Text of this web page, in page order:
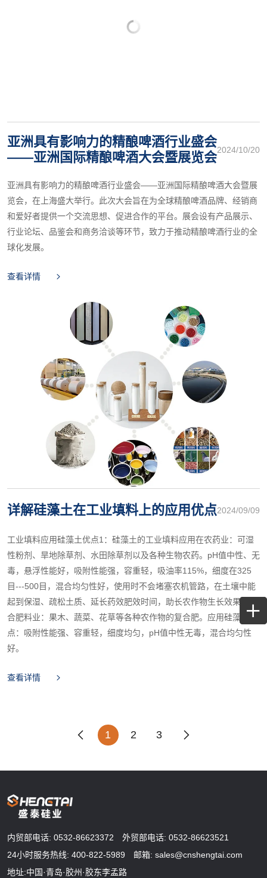
亚洲具有影响力的精酿啤酒行业盛会
——亚洲国际精酿啤酒大会暨展览会2024/10/20
亚洲具有影响力的精酿啤酒行业盛会——亚洲国际精酿啤酒大会暨展
览会，在上海盛大举行。此次大会旨在为全球精酿啤酒品牌、经销商
和爱好者提供一个交流思想、促进合作的平台。展会设有产品展示、
行业论坛、品鉴会和商务洽谈等环节，致力于推动精酿啤酒行业的全
球化发展。
查看详情
详解硅藻土在工业填料上的应用优点2024/09/09
工业填料应用硅藻土优点1：硅藻土的工业填料应用在农药业：可湿
性粉剂、旱地除草剂、水田除草剂以及各种生物农药。pH值中性、无
毒，悬浮性能好，吸附性能强，容重轻，吸油率115%，细度在325
目---500目，混合均匀性好，使用时不会堵塞农机管路，在土壤中能
起到保湿、疏松土质、延长药效肥效时间，助长农作物生长效果。 复
合肥料业：果木、蔬菜、花草等各种农作物的复合肥。应用硅藻土优
点：吸附性能强、容重轻，细度均匀，pH值中性无毒，混合均匀性
好。
查看详情
1 2 3
内贸部电话: 0532-86623372 外贸部电话: 0532-86623521
24小时服务热线: 400-822-5989 邮箱: sales@cnshengtai.com
地址:中国·青岛·胶州·胶东李孟路